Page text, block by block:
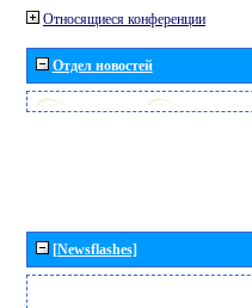
Относящиеся конференции
Отдел новостей
[Newsflashes]